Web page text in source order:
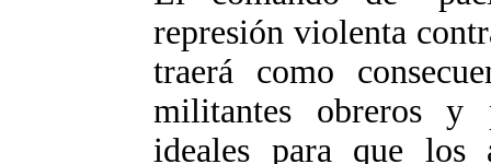
represión violenta
traerá como
militantes obreros y
ideales para que los